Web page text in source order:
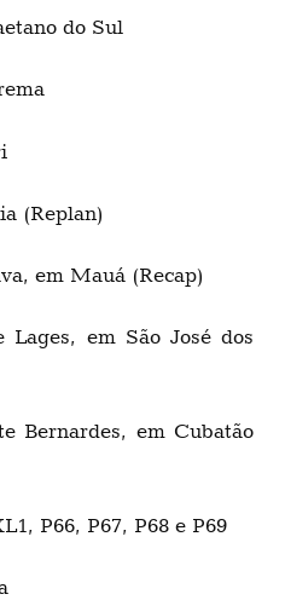
do Sul
(Replan)
em Mauá (Recap)
Lages, em São José dos
Bernardes, em Cubatão
P66, P67, P68 e P69